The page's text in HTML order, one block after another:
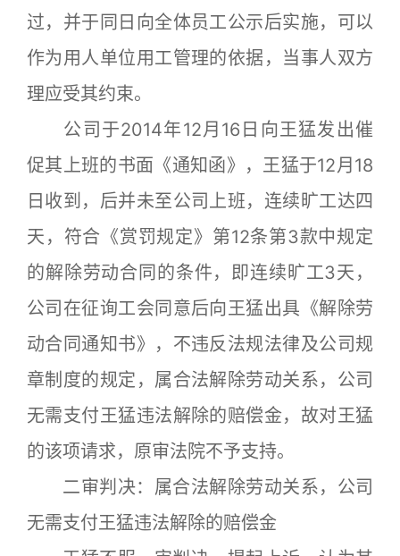
过，并于同日向全体员工公示后实施，可以
作为用人单位用工管理的依据，当事人双方
理应受其约束。
公司于2014年12月16日向王猛发出催
促其上班的书面《通知函》，王猛于12月18
日收到，后并未至公司上班，连续旷工达四
天，符合《赏罚规定》第12条第3款中规定
的解除劳动合同的条件，即连续旷工3天，
公司在征询工会同意后向王猛出具《解除劳
动合同通知书》，不违反法规法律及公司规
章制度的规定，属合法解除劳动关系，公司
无需支付王猛违法解除的赔偿金，故对王猛
的该项请求，原审法院不予支持。
二审判决：属合法解除劳动关系，公司
无需支付王猛违法解除的赔偿金